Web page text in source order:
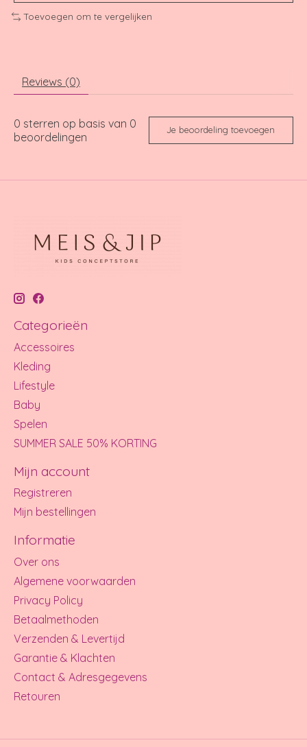
Toevoegen om te vergelijken
Reviews (0)
0 sterren op basis van 0
beoordelingen
Je beoordeling toevoegen
Categorieën
Accessoires
Kleding
Lifestyle
Baby
Spelen
SUMMER SALE 50% KORTING
Mijn account
Registreren
Mijn bestellingen
Informatie
Over ons
Algemene voorwaarden
Privacy Policy
Betaalmethoden
Verzenden & Levertijd
Garantie & Klachten
Contact & Adresgegevens
Retouren